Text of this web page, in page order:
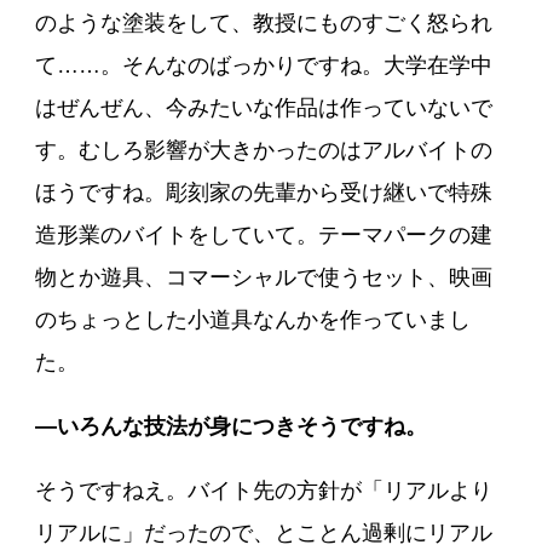
のような塗装をして、教授にものすごく怒られ
て……。そんなのばっかりですね。大学在学中
はぜんぜん、今みたいな作品は作っていないで
す。むしろ影響が大きかったのはアルバイトの
ほうですね。彫刻家の先輩から受け継いで特殊
造形業のバイトをしていて。テーマパークの建
物とか遊具、コマーシャルで使うセット、映画
のちょっとした小道具なんかを作っていまし
た。
―いろんな技法が身につきそうですね。
そうですねえ。バイト先の方針が「リアルより
リアルに」だったので、とことん過剰にリアル